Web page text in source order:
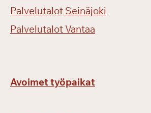
Palvelutalot Seinäjoki
Palvelutalot Vantaa
Avoimet työpaikat